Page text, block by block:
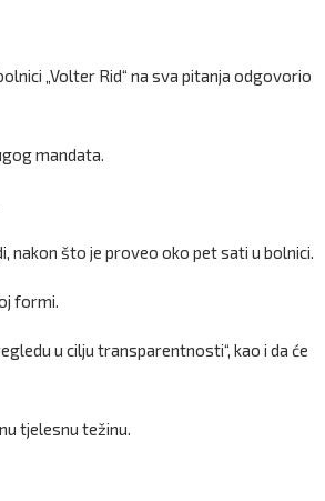
„Volter Rid“ na sva pitanja odgovorio
mandata.
nakon što je proveo oko pet sati u bolnici.
formi.
u cilju transparentnosti“, kao i da će
tjelesnu težinu.